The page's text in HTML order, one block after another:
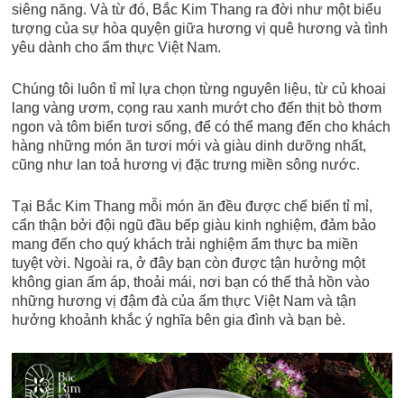
siêng năng. Và từ đó, Bắc Kim Thang ra đời như một biểu
tượng của sự hòa quyện giữa hương vị quê hương và tình
yêu dành cho ẩm thực Việt Nam.
Chúng tôi luôn tỉ mỉ lựa chọn từng nguyên liệu, từ củ khoai
lang vàng ươm, cọng rau xanh mướt cho đến thịt bò thơm
ngon và tôm biển tươi sống, để có thể mang đến cho khách
hàng những món ăn tươi mới và giàu dinh dưỡng nhất,
cũng như lan toả hương vị đặc trưng miền sông nước.
Tại Bắc Kim Thang mỗi món ăn đều được chế biến tỉ mỉ,
cẩn thận bởi đội ngũ đầu bếp giàu kinh nghiệm, đảm bảo
mang đến cho quý khách trải nghiệm ẩm thực ba miền
tuyệt vời. Ngoài ra, ở đây bạn còn được tận hưởng một
không gian ấm áp, thoải mái, nơi bạn có thể thả hồn vào
những hương vị đậm đà của ẩm thực Việt Nam và tận
hưởng khoảnh khắc ý nghĩa bên gia đình và bạn bè.